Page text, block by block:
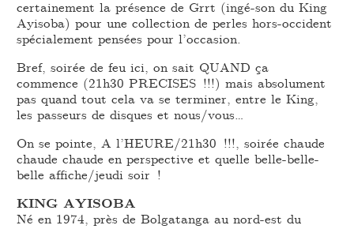
certainement la présence de Grrt (ingé-son du King
Ayisoba) pour une collection de perles hors-occident
spécialement pensées pour l’occasion.
Bref, soirée de feu ici, on sait QUAND ça
commence (21h30 PRECISES !!!) mais absolument
pas quand tout cela va se terminer, entre le King,
les passeurs de disques et nous/vous…
On se pointe, A l’HEURE/21h30 !!!, soirée chaude
chaude chaude en perspective et quelle belle-belle-
belle affiche/jeudi soir !
KING AYISOBA
Né en 1974, près de Bolgatanga au nord-est du